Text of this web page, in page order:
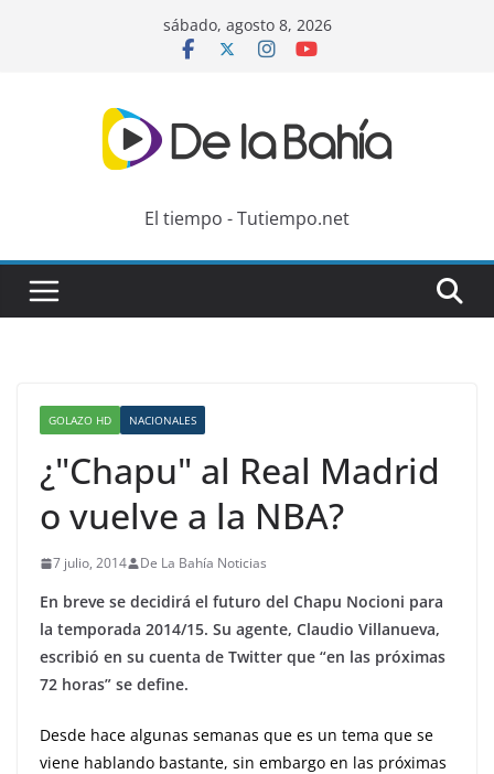
sábado, agosto 8, 2026
El tiempo - Tutiempo.net
GOLAZO HD NACIONALES
¿"Chapu" al Real Madrid
o vuelve a la NBA?
7 julio, 2014 De La Bahía Noticias
En breve se decidirá el futuro del Chapu Nocioni para
la temporada 2014/15. Su agente, Claudio Villanueva,
escribió en su cuenta de Twitter que “en las próximas
72 horas” se define.
Desde hace algunas semanas que es un tema que se
viene hablando bastante, sin embargo en las próximas